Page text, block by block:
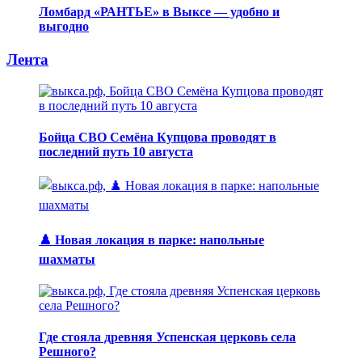
Ломбард «РАНТЬЕ» в Выксе — удобно и
выгодно
Лента
Бойца СВО Семёна Купцова проводят в
последний путь 10 августа
♟️ Новая локация в парке: напольные
шахматы
Где стояла древняя Успенская церковь села
Решного?